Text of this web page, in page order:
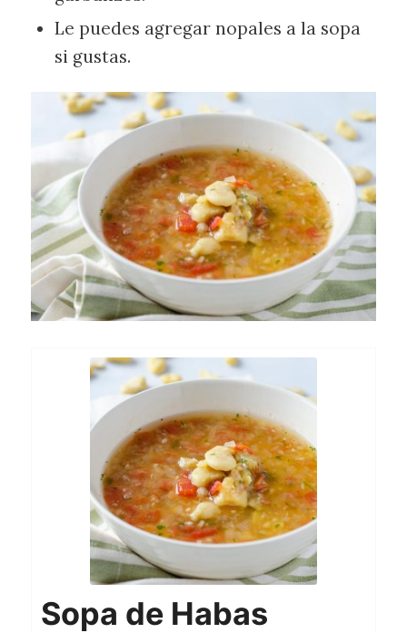
Le puedes agregar nopales a la sopa
si gustas.
Sopa de Habas